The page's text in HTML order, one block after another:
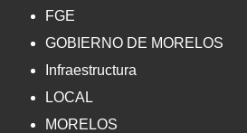
FGE
GOBIERNO DE MORELOS
Infraestructura
LOCAL
MORELOS